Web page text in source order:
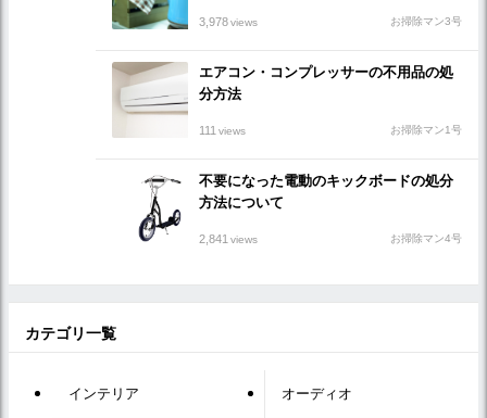
3,978views お掃除マン3号
エアコン・コンプレッサーの不用品の処
分方法
111 views お掃除マン1号
不要になった電動のキックボードの処分
方法について
2,841 views お掃除マン4号
カテゴリ一覧
インテリア オーディオ